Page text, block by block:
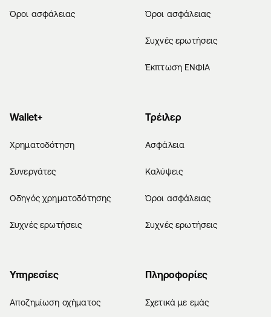
Όροι ασφάλειας Όροι ασφάλειας
Συχνές ερωτήσεις
Έκπτωση ΕΝΦΙΑ
Wallet+
Χρηματοδότηση
Συνεργάτες
Οδηγός χρηματοδότησης
Συχνές ερωτήσεις
Τρέιλερ
Ασφάλεια
Καλύψεις
Όροι ασφάλειας
Συχνές ερωτήσεις
Υπηρεσίες
Αποζημίωση οχήματος
Πληροφορίες
Σχετικά με εμάς